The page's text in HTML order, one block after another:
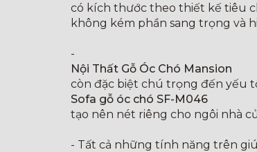
có kích thước theo thiết kế tiêu
không kém phần sang trọng và
-
Nội Thất Gỗ Óc Chó Mansion
còn đặc biệt chú trọng đến yếu
Sofa gỗ óc chó SF-M046
tạo nên nét riêng cho ngôi nhà
- Tất cả những tính năng trên